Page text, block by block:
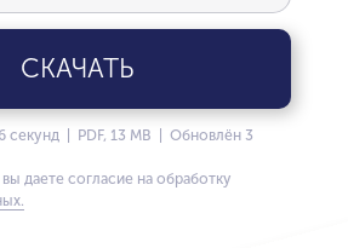
СКАЧАТЬ
секунд | PDF, 13 MB | Обновлён 3
даете согласие на обработку